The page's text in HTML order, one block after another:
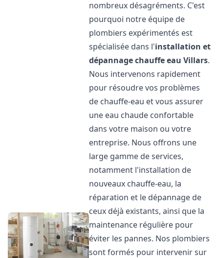
nombreux désagréments. C'est
pourquoi notre équipe de
plombiers expérimentés est
spécialisée dans l'installation et
dépannage chauffe eau Villars.
Nous intervenons rapidement
pour résoudre vos problèmes
de chauffe-eau et vous assurer
une eau chaude confortable
dans votre maison ou votre
entreprise. Nous offrons une
large gamme de services,
notamment l'installation de
nouveaux chauffe-eau, la
réparation et le dépannage de
ceux déjà existants, ainsi que la
maintenance régulière pour
éviter les pannes. Nos plombiers
sont formés pour intervenir sur